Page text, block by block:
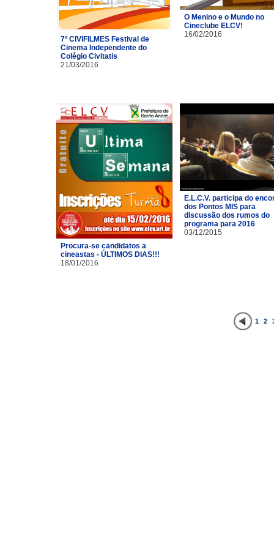
7º CIVIFILMES Festival de
Cinema Independente do
Colégio Civitatis
21/03/2016
O Menino e o Mundo no
Cineclube ELCV!
16/02/2016
Procura-se candidatos a
cineastas - ÚLTIMOS DIAS!!!
18/01/2016
E.L.C.V. participa do
dos Pontos MIS para
discussão dos rumos do
programa para 2016
03/12/2015
1 2